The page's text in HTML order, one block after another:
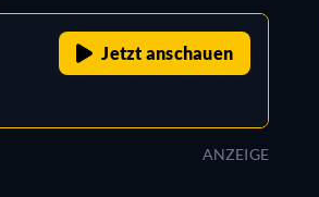
Jetzt anschauen
ANZEIGE